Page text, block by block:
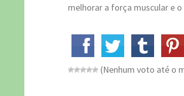
melhorar a força muscular e
(Nenhum voto até o